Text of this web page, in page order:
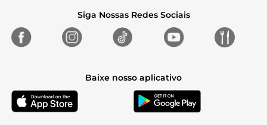
Siga Nossas Redes Sociais
Baixe nosso aplicativo